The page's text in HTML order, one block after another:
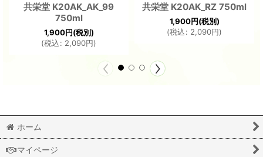
共栄堂 K20AK_AK_99
750ml
1,900円(税別)
(税込: 2,090円)
共栄堂 K20AK_RZ 750ml
1,900円(税別)
(税込: 2,090円)
ホーム
マイページ